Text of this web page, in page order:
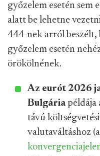
győzelem esetén sem
alatt be lehetne
444-nek arról
győzelem esetén
örökölnének.
Az eurót 2026
Bulgáriapéldája
távú
valutaváltáshoz